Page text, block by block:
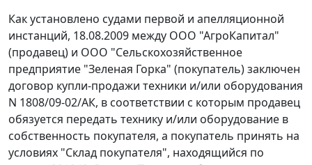
Как установлено судами первой и апелляционной
инстанций, 18.08.2009 между ООО "АгроКапитал"
(продавец) и ООО "Сельскохозяйственное
предприятие "Зеленая Горка" (покупатель) заключен
договор купли-продажи техники и/или оборудования
N 1808/09-02/АК, в соответствии с которым продавец
обязуется передать технику и/или оборудование в
собственность покупателя, а покупатель принять на
условиях "Склад покупателя", находящийся по